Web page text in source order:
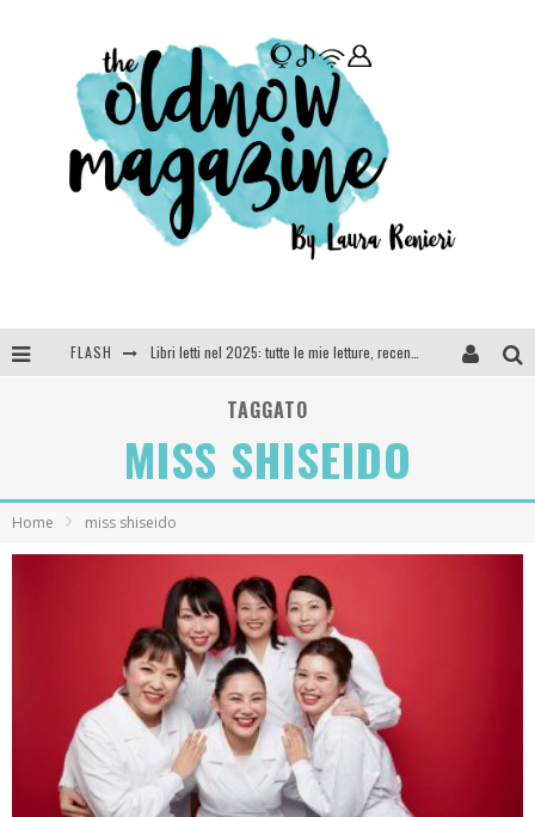
FLASH
SEE YOU AT 5 | Chanel
Anya Taylor-Joy, Jisoo e Willow Smith protagoniste della nuova campagna Dior Addict
TAGGATO
MISS SHISEIDO
Home miss shiseido